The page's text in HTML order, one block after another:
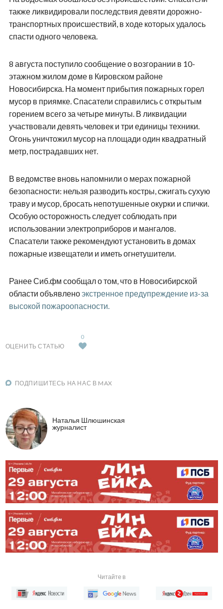
также ликвидировали последствия девяти дорожно-
транспортных происшествий, в ходе которых удалось
спасти одного человека.
8 августа поступило сообщение о возгорании в 10-
этажном жилом доме в Кировском районе
Новосибирска. На момент прибытия пожарных горел
мусор в приямке. Спасатели справились с открытым
горением всего за четыре минуты. В ликвидации
участвовали девять человек и три единицы техники.
Огонь уничтожил мусор на площади один квадратный
метр, пострадавших нет.
В ведомстве вновь напомнили о мерах пожарной
безопасности: нельзя разводить костры, сжигать сухую
траву и мусор, бросать непотушенные окурки и спички.
Особую осторожность следует соблюдать при
использовании электроприборов и мангалов.
Спасатели также рекомендуют установить в домах
пожарные извещатели и иметь огнетушители.
Ранее Сиб.фм сообщал о том, что в Новосибирской
области объявленоэкстренное предупреждение из-за
высокой пожароопасности.
ОЦЕНИТЬ СТАТЬЮ
0
ПОДПИШИТЕСЬ НА НАС В MAX
Наталья Шлюшинская
журналист
Читайте в